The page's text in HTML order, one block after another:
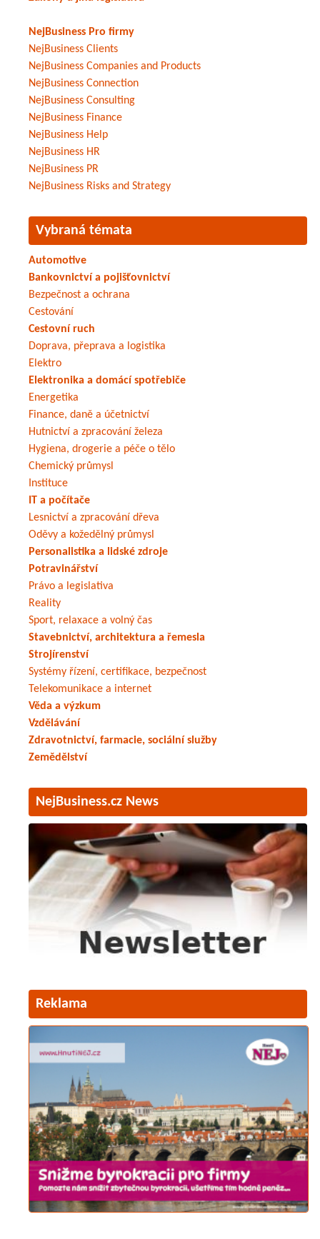
NejBusiness Pro firmy
NejBusiness Clients
NejBusiness Companies and Products
NejBusiness Connection
NejBusiness Consulting
NejBusiness Finance
NejBusiness Help
NejBusiness HR
NejBusiness PR
NejBusiness Risks and Strategy
Vybraná témata
Automotive
Bankovnictví a pojišťovnictví
Bezpečnost a ochrana
Cestování
Cestovní ruch
Doprava, přeprava a logistika
Elektro
Elektronika a domácí spotřebiče
Energetika
Finance, daně a účetnictví
Hutnictví a zpracování železa
Hygiena, drogerie a péče o tělo
Chemický průmysl
Instituce
IT a počítače
Lesnictví a zpracování dřeva
Oděvy a kožedělný průmysl
Personalistika a lidské zdroje
Potravinářství
Právo a legislativa
Reality
Sport, relaxace a volný čas
Stavebnictví, architektura a řemesla
Strojírenství
Systémy řízení, certifikace, bezpečnost
Telekomunikace a internet
Věda a výzkum
Vzdělávání
Zdravotnictví, farmacie, sociální služby
Zemědělství
NejBusiness.cz News
Reklama